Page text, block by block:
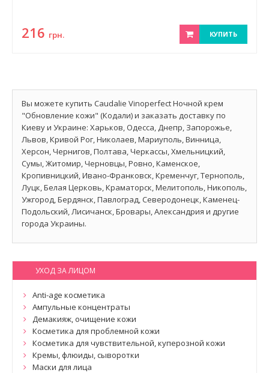
216 грн. КУПИТЬ
Вы можете купить Caudalie Vinoperfect Ночной крем
"Обновление кожи" (Кодали) и заказать доставку по
Киеву и Украине: Харьков, Одесса, Днепр, Запорожье,
Львов, Кривой Рог, Николаев, Мариуполь, Винница,
Херсон, Чернигов, Полтава, Черкассы, Хмельницкий,
Сумы, Житомир, Черновцы, Ровно, Каменское,
Кропивницкий, Ивано-Франковск, Кременчуг, Тернополь,
Луцк, Белая Церковь, Краматорск, Мелитополь, Никополь,
Ужгород, Бердянск, Павлоград, Северодонецк, Каменец-
Подольский, Лисичанск, Бровары, Александрия и другие
города Украины.
УХОД ЗА ЛИЦОМ
Anti-age косметика
Ампульные концентраты
Демакияж, очищение кожи
Косметика для проблемной кожи
Косметика для чувствительной, куперозной кожи
Кремы, флюиды, сыворотки
Маски для лица